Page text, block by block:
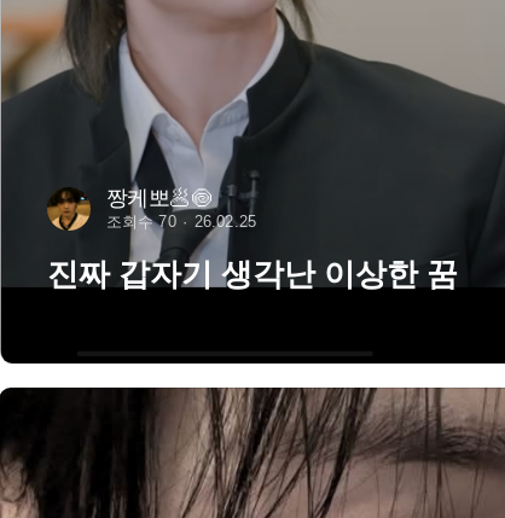
짱케뽀🥟🍥
조회수 70 26.02.25
진짜 갑자기 생각난 이상한 꿈